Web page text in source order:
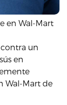
en Wal-Mart
un
en
Wal-Mart de